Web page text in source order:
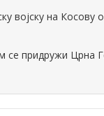
војску на Косову
се придружи Црна